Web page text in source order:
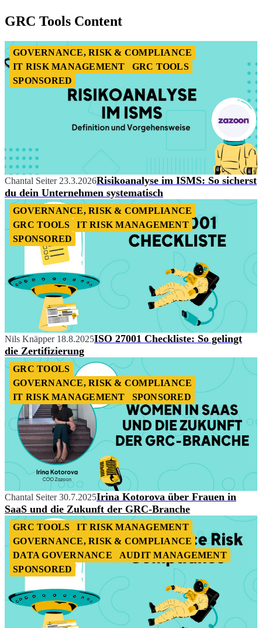
GRC Tools Content
GOVERNANCE, RISK & COMPLIANCE
IT RISK MANAGEMENT
GRC TOOLS
SPONSORED
Chantal Seiter 23.3.2026Risikoanalyse im ISMS: So sicherst
du dein Unternehmen systematisch
GOVERNANCE, RISK & COMPLIANCE
GRC TOOLS
IT RISK MANAGEMENT
SPONSORED
Nils Knäpper 18.8.2025ISO 27001 Checkliste: So gelingt
die Zertifizierung
GRC TOOLS
GOVERNANCE, RISK & COMPLIANCE
IT RISK MANAGEMENT
SPONSORED
Chantal Seiter 30.7.2025Irina Kotorova über Frauen in
SaaS und die Zukunft der GRC-Branche
GRC TOOLS
IT RISK MANAGEMENT
GOVERNANCE, RISK & COMPLIANCE
DATA GOVERNANCE
AUDIT MANAGEMENT
SPONSORED